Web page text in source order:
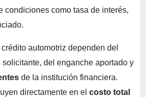
condiciones como tasa de interés,
automotriz dependen del
solicitante, del enganche aportado y
de la institución financiera.
directamente en el costo total